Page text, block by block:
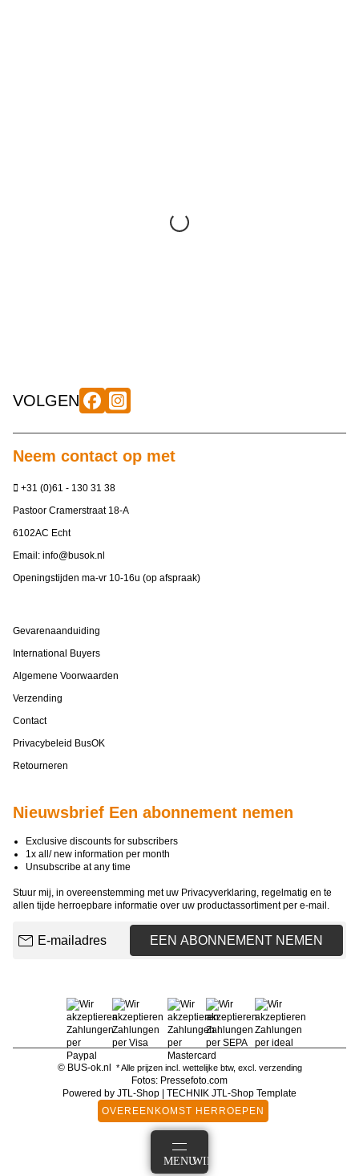
VOLGEN
Neem contact op met
+31 (0)61 - 130 31 38
Pastoor Cramerstraat 18-A
6102AC Echt
Email: info@busok.nl
Openingstijden ma-vr 10-16u (op afspraak)
Gevarenaanduiding
International Buyers
Algemene Voorwaarden
Verzending
Contact
Privacybeleid BusOK
Retourneren
Nieuwsbrief Een abonnement nemen
Exclusive discounts for subscribers
1x all/ new information per month
Unsubscribe at any time
Stuur mij, in overeenstemming met uw Privacyverklaring, regelmatig en te
allen tijde herroepbare informatie over uw productassortiment per e-mail.
EEN ABONNEMENT NEMEN
© BUS-ok.nl * Alle prijzen incl. wettelijke btw, excl. verzending
Fotos: Pressefoto.com
Powered by JTL-Shop
TECHNIK JTL-Shop Template
OVEREENKOMST HERROEPEN
MENUWINKELMANDJE